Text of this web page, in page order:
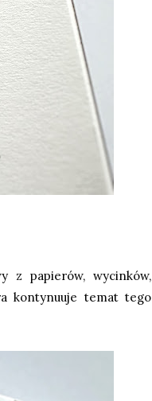
z papierów, wycinków,
kontynuuje temat tego